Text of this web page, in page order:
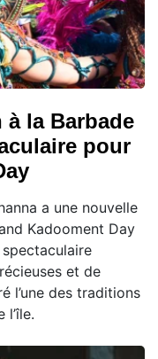
la Barbade
pour
a une nouvelle
Kadooment Day
spectaculaire
et de
l’une des traditions